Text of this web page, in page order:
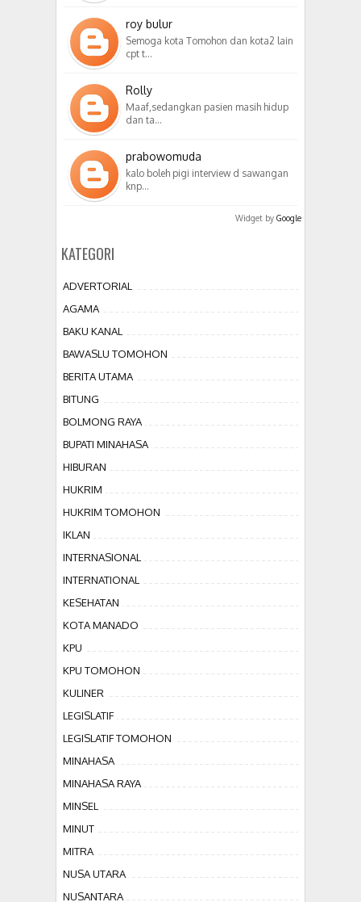
roy bulur
Semoga kota Tomohon dan kota2 lain
cpt t…
Rolly
Maaf,sedangkan pasien masih hidup
dan ta…
prabowomuda
kalo boleh pigi interview d sawangan
knp…
Widget by Google
KATEGORI
ADVERTORIAL
AGAMA
BAKU KANAL
BAWASLU TOMOHON
BERITA UTAMA
BITUNG
BOLMONG RAYA
BUPATI MINAHASA
HIBURAN
HUKRIM
HUKRIM TOMOHON
IKLAN
INTERNASIONAL
INTERNATIONAL
KESEHATAN
KOTA MANADO
KPU
KPU TOMOHON
KULINER
LEGISLATIF
LEGISLATIF TOMOHON
MINAHASA
MINAHASA RAYA
MINSEL
MINUT
MITRA
NUSA UTARA
NUSANTARA